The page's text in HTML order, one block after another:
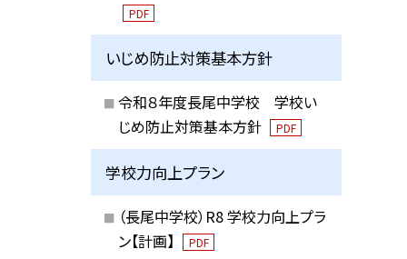
PDF
いじめ防止対策基本方針
令和８年度長尾中学校 学校い
じめ防止対策基本方針
PDF
学校力向上プラン
（長尾中学校）R8 学校力向上プラ
ン【計画】
PDF